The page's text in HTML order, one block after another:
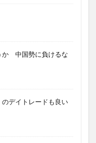
か 中国勢に負けるな
デイトレードも良い